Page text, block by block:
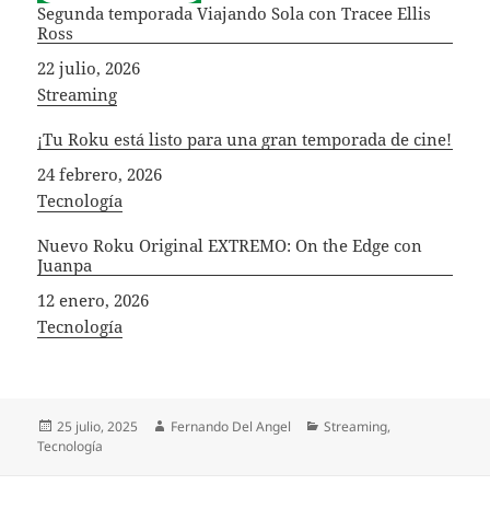
Segunda temporada Viajando Sola con Tracee Ellis
Ross
Fecha
22 julio, 2026
In relation to
Streaming
¡Tu Roku está listo para una gran temporada de cine!
Fecha
24 febrero, 2026
In relation to
Tecnología
Nuevo Roku Original EXTREMO: On the Edge con
Juanpa
Fecha
12 enero, 2026
In relation to
Tecnología
Publicado
el
25 julio, 2025 Autor
Fernando Del Angel Categorías
Streaming,
Tecnología